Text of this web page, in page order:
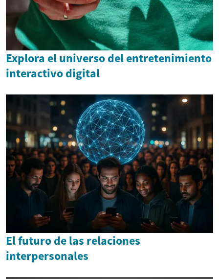
Explora el universo del entretenimiento
interactivo digital
El futuro de las relaciones
interpersonales